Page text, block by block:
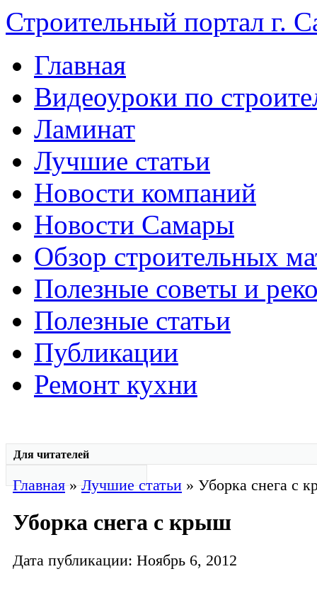
Строительный портал г.
Главная
Видеоуроки по
Ламинат
Лучшие статьи
Новости компаний
Новости Самары
Обзор строительных
Полезные советы и
Полезные статьи
Публикации
Ремонт кухни
Для читателей
Главная»Лучшие статьи » Уборка снега с
Уборка снега с крыш
Дата публикации: Ноябрь 6, 2012